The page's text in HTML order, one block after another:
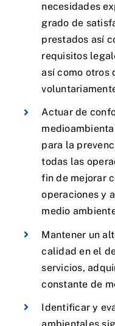
necesidades
grado de
prestados así
requisitos
así como otros
Actuar de
para la
todas las
fin de mejorar
operaciones y
medio
Mantener un
calidad en el
servicios,
constante de
Identificar y